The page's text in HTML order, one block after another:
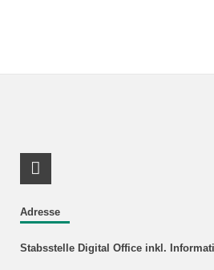
Adresse
Stabsstelle Digital Office inkl.
Profil Mastodon